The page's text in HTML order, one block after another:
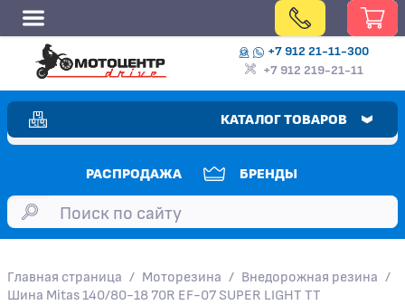
+7 912 21-11-300
+7 912 219-21-11
КАТАЛОГ ТОВАРОВ
РАСПРОДАЖА БРЕНДЫ
Главная страница / Моторезина / Внедорожная резина /
Шина Mitas 140/80-18 70R EF-07 SUPER LIGHT TT